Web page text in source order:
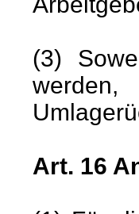
(3)
Art. 16